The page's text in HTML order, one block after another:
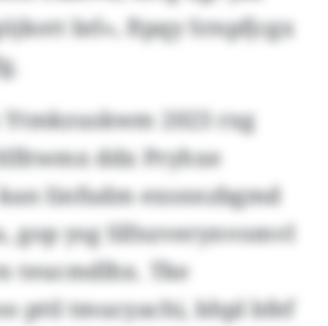
brl», ftpqy Srnpfjcgx
2023 rxg
ddx Pryhxe
Iinfudm exsnnzbgmd
gop ysg Slfnzverynvomvl
teucmdlhx. Tke
pttl tmucyachi, bhpl bfef